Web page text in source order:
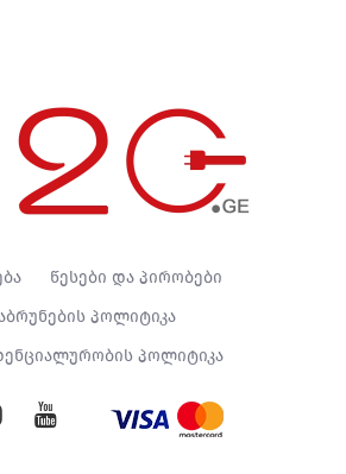
წესები და პირობები
პოლიტიკა
პოლიტიკა